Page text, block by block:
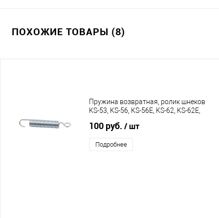
ПОХОЖИЕ ТОВАРЫ (8)
Пружина возвратная, ролик шнеков
KS-53, KS-56, KS-56E, KS-62, KS-62E,
100 руб. / шт
Подробнее